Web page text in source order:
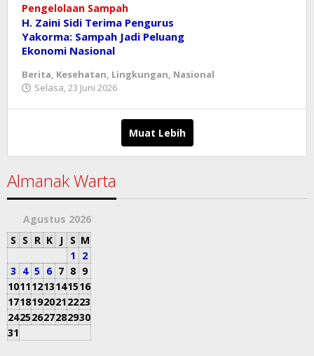
Pengelolaan Sampah
H. Zaini Sidi Terima Pengurus
Yakorma: Sampah Jadi Peluang
Ekonomi Nasional
Berita, Kesehatan, Lingkungan, Nasional
Selasa, 23 Juni 2026
Muat Lebih
Almanak Warta
Agustus 2026
S S R K J S M
1 2
3 4 5 6 7 8 9
10111213141516
17181920212223
24252627282930
31